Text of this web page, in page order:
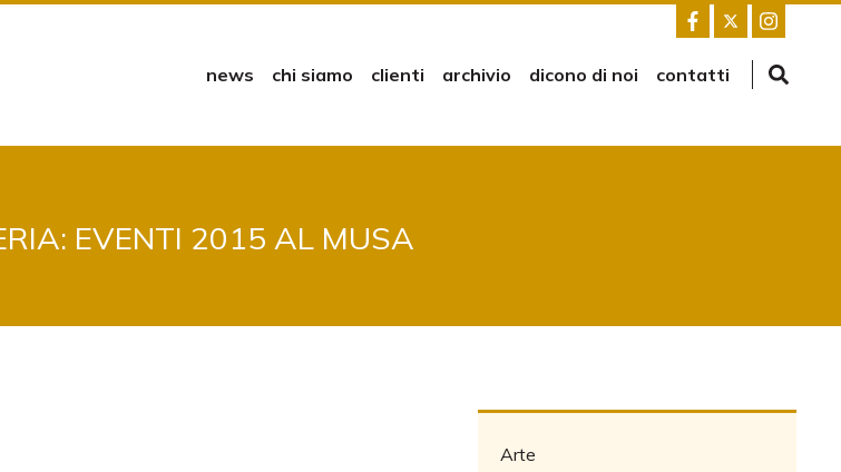
news chi siamo clienti archivio dicono di noi contatti
EVENTI 2015 AL MUSA
Arte